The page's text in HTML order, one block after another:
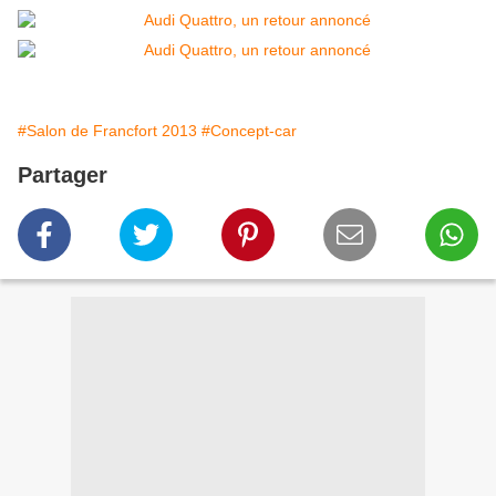
#Salon de Francfort 2013 #Concept-car
Partager